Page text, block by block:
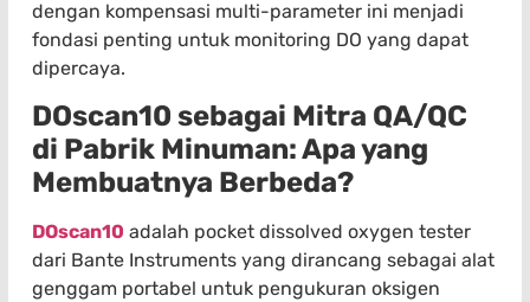
dengan kompensasi multi-parameter ini menjadi
fondasi penting untuk monitoring DO yang dapat
dipercaya.
DOscan10 sebagai Mitra QA/QC
di Pabrik Minuman: Apa yang
Membuatnya Berbeda?
DOscan10 adalah pocket dissolved oxygen tester
dari Bante Instruments yang dirancang sebagai alat
genggam portabel untuk pengukuran oksigen